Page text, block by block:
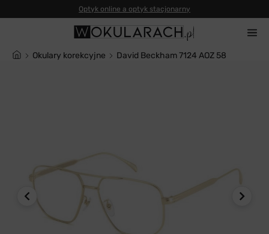
Okulary korekcyjne David Beckham 7124 AOZ 58